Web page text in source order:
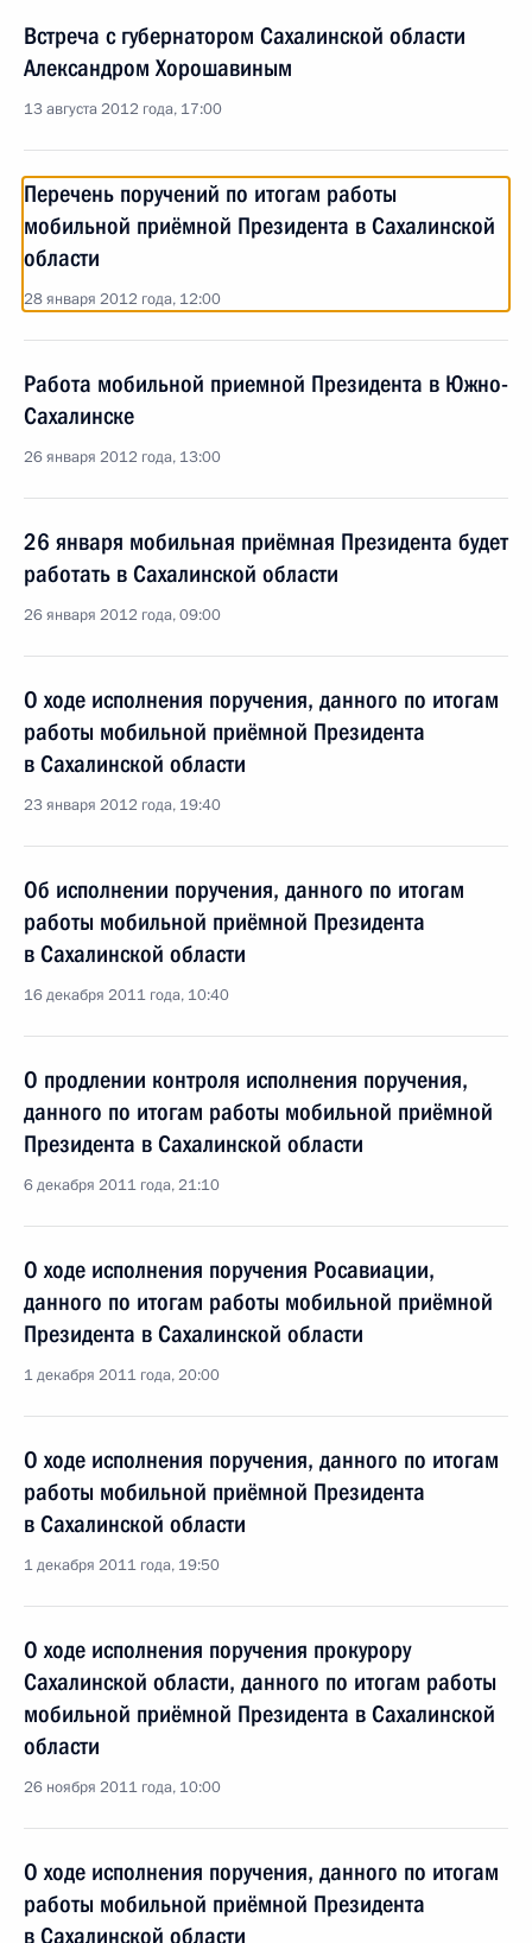
Встреча с губернатором Сахалинской области
Александром Хорошавиным
13 августа 2012 года, 17:00
Перечень поручений по итогам работы
мобильной приёмной Президента в Сахалинской
области
28 января 2012 года, 12:00
Работа мобильной приемной Президента в Южно-
Сахалинске
26 января 2012 года, 13:00
26 января мобильная приёмная Президента будет
работать в Сахалинской области
26 января 2012 года, 09:00
О ходе исполнения поручения, данного по итогам
работы мобильной приёмной Президента
в Сахалинской области
23 января 2012 года, 19:40
Об исполнении поручения, данного по итогам
работы мобильной приёмной Президента
в Сахалинской области
16 декабря 2011 года, 10:40
О продлении контроля исполнения поручения,
данного по итогам работы мобильной приёмной
Президента в Сахалинской области
6 декабря 2011 года, 21:10
О ходе исполнения поручения Росавиации,
данного по итогам работы мобильной приёмной
Президента в Сахалинской области
1 декабря 2011 года, 20:00
О ходе исполнения поручения, данного по итогам
работы мобильной приёмной Президента
в Сахалинской области
1 декабря 2011 года, 19:50
О ходе исполнения поручения прокурору
Сахалинской области, данного по итогам работы
мобильной приёмной Президента в Сахалинской
области
26 ноября 2011 года, 10:00
О ходе исполнения поручения, данного по итогам
работы мобильной приёмной Президента
в Сахалинской области